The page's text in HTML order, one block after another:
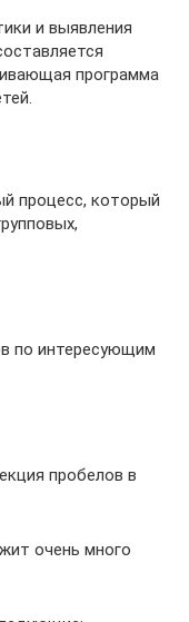
и выявления
программа
процесс, который
по интересующим
пробелов в
очень много